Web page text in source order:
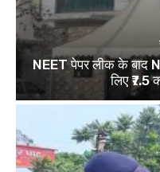
NEET पेपर लीक के बाद
लिए ₹7.5